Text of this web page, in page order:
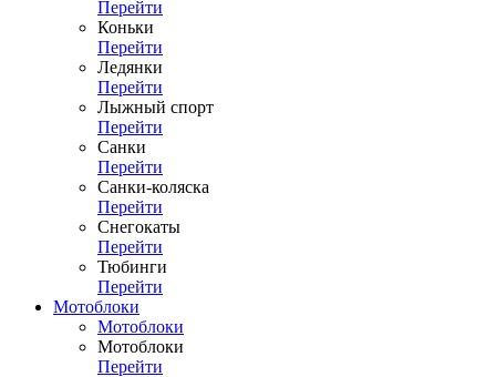
Перейти
Коньки
Перейти
Ледянки
Перейти
Лыжный спорт
Перейти
Санки
Перейти
Санки-коляска
Перейти
Снегокаты
Перейти
Тюбинги
Перейти
Мотоблоки
Мотоблоки
Мотоблоки
Перейти